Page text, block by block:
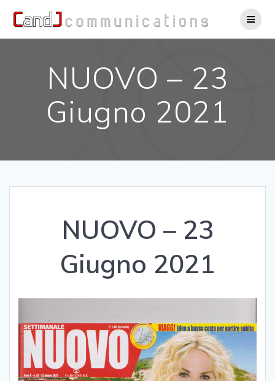
al
NUOVO – 23
Giugno 2021
NUOVO – 23
Giugno 2021